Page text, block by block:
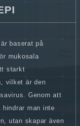
baserat på
mukosala
starkt
vilket är den
Genom att
man inte
utan skapar även